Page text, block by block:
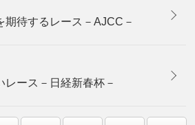
期待するレース－AJCC－
レース－日経新春杯－